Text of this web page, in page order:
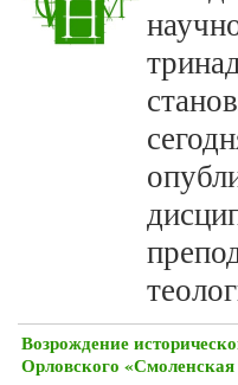
Возрождение
Орловского «Смоленская